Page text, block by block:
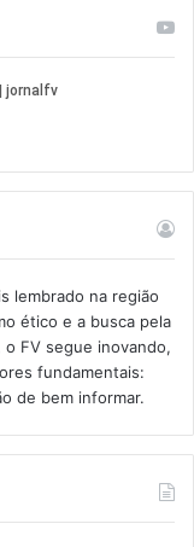
lembrado na região
ético e a busca pela
FV segue inovando,
fundamentais:
de bem informar.​